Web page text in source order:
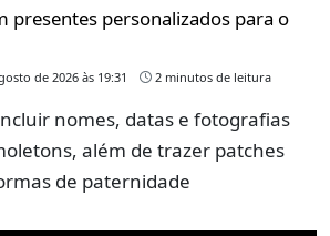
presentes personalizados para o
de 2026 às 19:31 2 minutos de leitura
nomes, datas e fotografias
além de trazer patches
de paternidade